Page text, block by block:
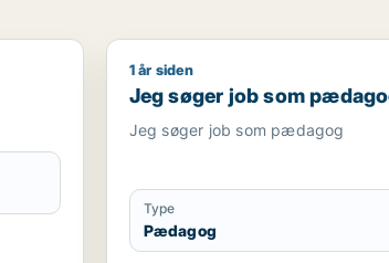
Jeg søger job som pædagog
1 år siden
Jeg søger job som
Jeg søger job som pædagog
Type
Pædagog